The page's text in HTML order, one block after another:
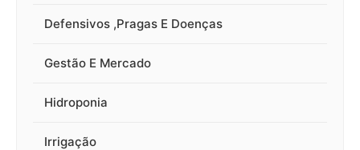
Defensivos ,Pragas E Doenças
Gestão E Mercado
Hidroponia
Irrigação